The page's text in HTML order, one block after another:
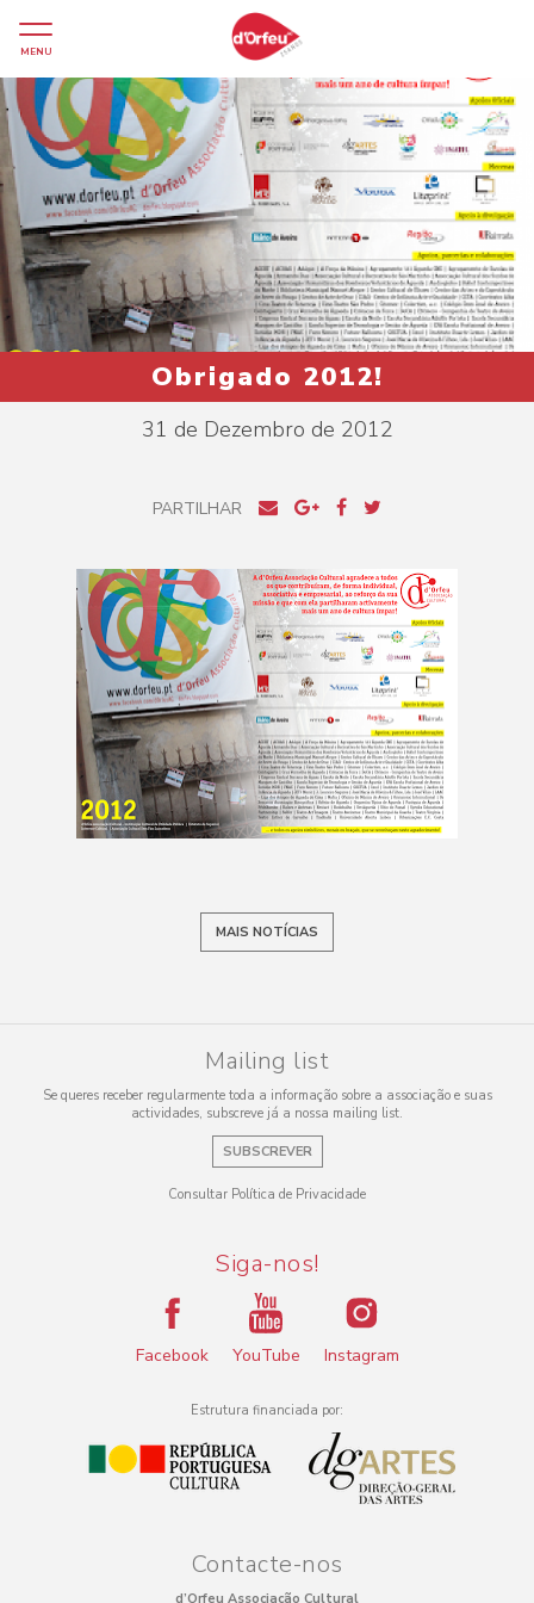
MENU
Obrigado 2012!
31 de Dezembro de 2012
PARTILHAR
MAIS NOTÍCIAS
Mailing list
Se queres receber regularmente toda a informação sobre a associação e suas
actividades, subscreve já a nossa mailing list.
SUBSCREVER
Consultar Política de Privacidade
Siga-nos!
Facebook YouTube Instagram
Estrutura financiada por:
Contacte-nos
d’Orfeu Associação Cultural